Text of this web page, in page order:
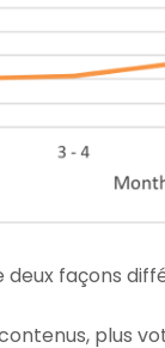
deux façons
plus